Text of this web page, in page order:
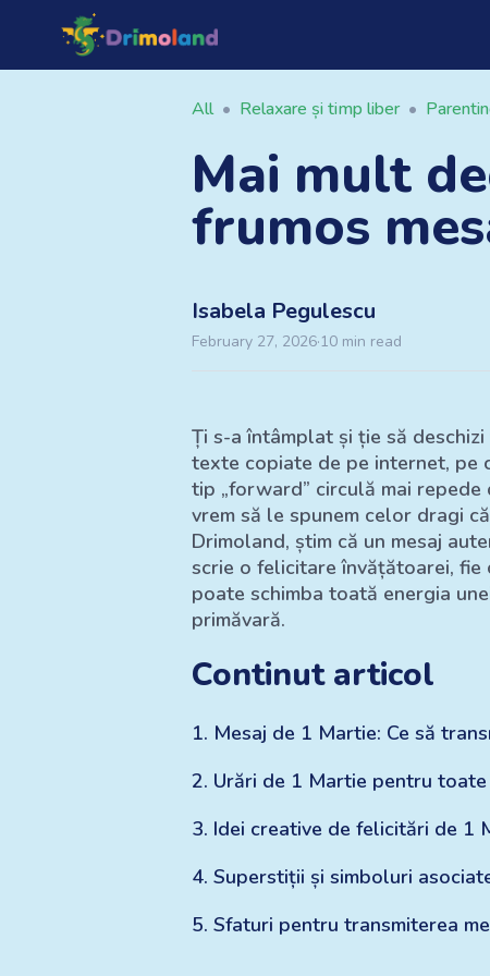
All • Relaxare și timp liber •
Mai mult
frumos
Isabela Pegulescu
February 27, 2026·10 min read
Ți s-a întâmplat și ție să
texte copiate de pe internet, pe
tip „forward” circulă mai
vrem să le spunem celor dragi
Drimoland, știm că un mesaj
scrie o felicitare învățătoarei, fie
poate schimba toată energia
primăvară.
Continut articol
1. Mesaj de 1 Martie: Ce să
2. Urări de 1 Martie pentru
3. Idei creative de felicitări de 1
4. Superstiții și simboluri
5. Sfaturi pentru transmiterea